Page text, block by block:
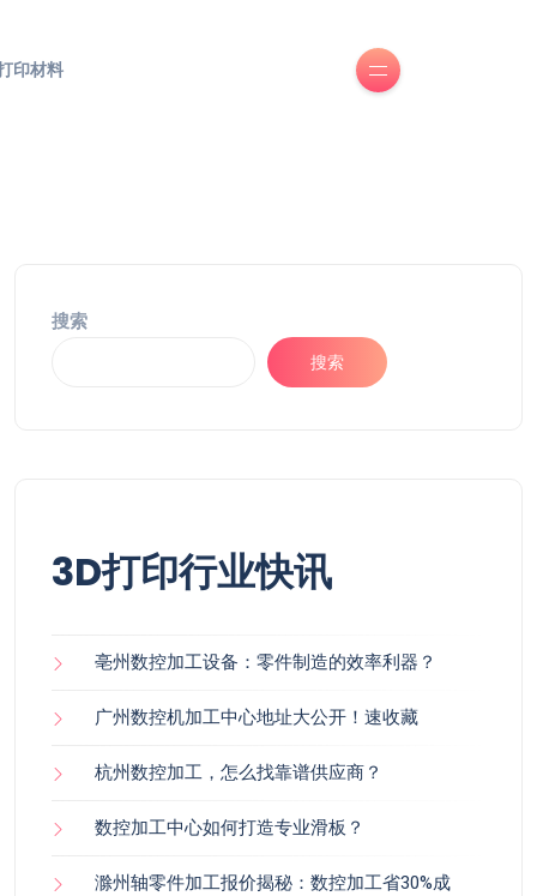
印材料
搜索
搜索
3D打印行业快讯
亳州数控加工设备：零件制造的效率利器？
广州数控机加工中心地址大公开！速收藏
杭州数控加工，怎么找靠谱供应商？
数控加工中心如何打造专业滑板？
滁州轴零件加工报价揭秘：数控加工省30%成